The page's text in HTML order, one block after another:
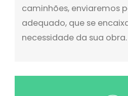
caminhões, enviaremos
adequado, que se
necessidade da sua obra.